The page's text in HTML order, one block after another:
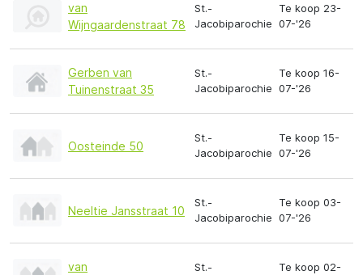
van
Wijngaardenstraat 78
St.-
Jacobiparochie
Te koop 23-
07-'26
Gerben van
Tuinenstraat 35
St.-
Jacobiparochie
Te koop 16-
07-'26
Oosteinde 50
St.-
Jacobiparochie
Te koop 15-
07-'26
Neeltie Jansstraat 10
St.-
Jacobiparochie
Te koop 03-
07-'26
van
St.-
Te koop 02-